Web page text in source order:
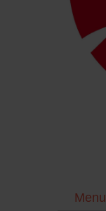
Menu